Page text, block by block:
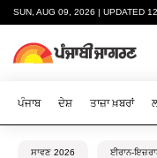
SUN, AUG 09, 2026 | UPDATED
ਪੰਜਾਬ ਦੇਸ਼ ਤਾਜ਼ਾ ਖ਼ਬਰਾਂ
ਸਾਵਣ 2026 ਈਰਾਨ-